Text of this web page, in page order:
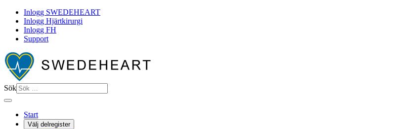
Inlogg SWEDEHEART
Inlogg Hjärtkirurgi
Inlogg FH
Support
Sök
Start
Välj delregister